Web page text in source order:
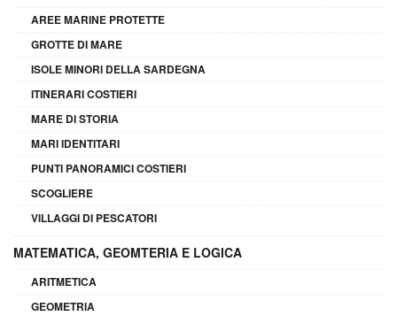
AREE MARINE PROTETTE
GROTTE DI MARE
ISOLE MINORI DELLA SARDEGNA
ITINERARI COSTIERI
MARE DI STORIA
MARI IDENTITARI
PUNTI PANORAMICI COSTIERI
SCOGLIERE
VILLAGGI DI PESCATORI
MATEMATICA, GEOMTERIA E LOGICA
ARITMETICA
GEOMETRIA